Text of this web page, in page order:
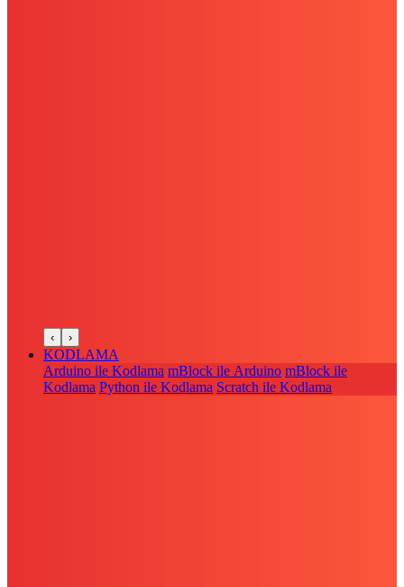
‹ ›
KODLAMA
Arduino ile Kodlama mBlock ile Arduino mBlock ile
Kodlama Python ile Kodlama Scratch ile Kodlama